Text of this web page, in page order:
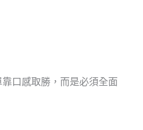
靠口感取勝，而是必須全面